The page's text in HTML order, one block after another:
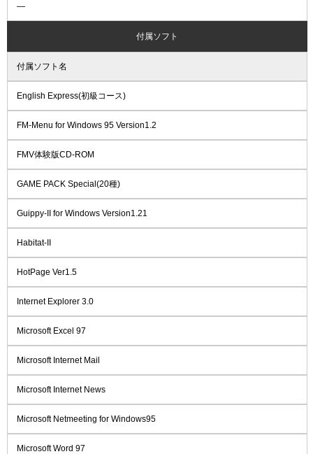
―
付属ソフト
付属ソフト名
English Express(初級コース)
FM-Menu for Windows 95 Version1.2
FMV体験版CD-ROM
GAME PACK Special(20種)
Guippy-II for Windows Version1.21
Habitat-II
HotPage Ver1.5
Internet Explorer 3.0
Microsoft Excel 97
Microsoft Internet Mail
Microsoft Internet News
Microsoft Netmeeting for Windows95
Microsoft Word 97